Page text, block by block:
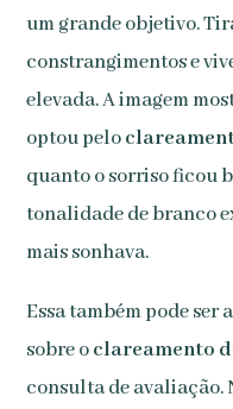
um grande objetivo.
constrangimentos e
elevada. A imagem
optou pelo
quanto o sorriso ficou
tonalidade de branco
mais sonhava.
Essa também pode ser
sobre oclareamento
consulta de avaliação.